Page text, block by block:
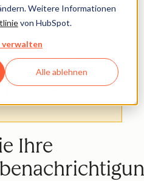
Weitere Informationen
von HubSpot.
verwalten
Alle ablehnen
wurde automatisch
und unter
Die
gilt als offizielle
dort die aktuellsten
Ihre